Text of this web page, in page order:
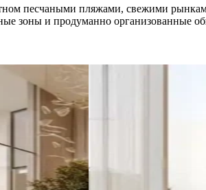
песчаными пляжами, свежими
зоны и продуманно организованные